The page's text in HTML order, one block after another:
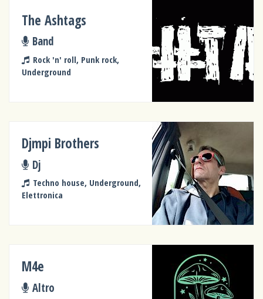
The Ashtags
Band
Rock 'n' roll, Punk rock,
Underground
Djmpi Brothers
Dj
Techno house, Underground,
Elettronica
M4e
Altro